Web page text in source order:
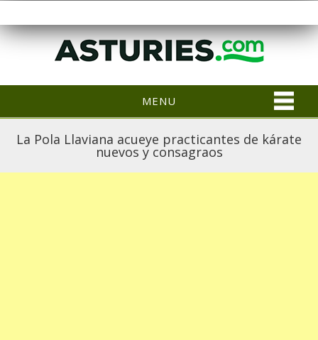
MENU
La Pola Llaviana acueye practicantes de kárate
nuevos y consagraos